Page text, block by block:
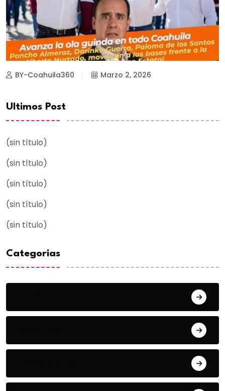
BY-Coahuila360 Marzo 2, 2026
Ultimos Post
(sin título)
(sin título)
(sin título)
(sin título)
(sin título)
Categorias